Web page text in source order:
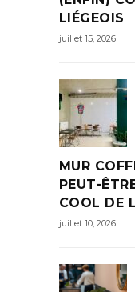
LIÉGEOIS
juillet 15, 2026
MUR
PEUT-
COOL DE
juillet 10, 2026